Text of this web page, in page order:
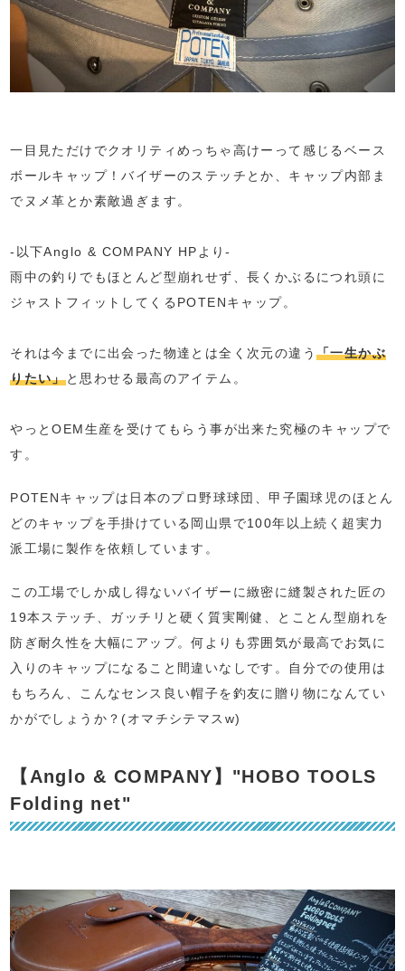
一目見ただけでクオリティめっちゃ高けーって感じるベース
ボールキャップ！バイザーのステッチとか、キャップ内部ま
でヌメ革とか素敵過ぎます。
-以下Anglo & COMPANY HPより-
雨中の釣りでもほとんど型崩れせず、長くかぶるにつれ頭に
ジャストフィットしてくるPOTENキャップ。
それは今までに出会った物達とは全く次元の違う「一生かぶ
りたい」と思わせる最高のアイテム。
やっとOEM生産を受けてもらう事が出来た究極のキャップで
す。
POTENキャップは日本のプロ野球球団、甲子園球児のほとん
どのキャップを手掛けている岡山県で100年以上続く超実力
派工場に製作を依頼しています。
この工場でしか成し得ないバイザーに緻密に縫製された匠の
19本ステッチ、ガッチリと硬く質実剛健、とことん型崩れを
防ぎ耐久性を大幅にアップ。何よりも雰囲気が最高でお気に
入りのキャップになること間違いなしです。自分での使用は
もちろん、こんなセンス良い帽子を釣友に贈り物になんてい
かがでしょうか？(オマチシテマスw)
【Anglo & COMPANY】"HOBO TOOLS
Folding net"